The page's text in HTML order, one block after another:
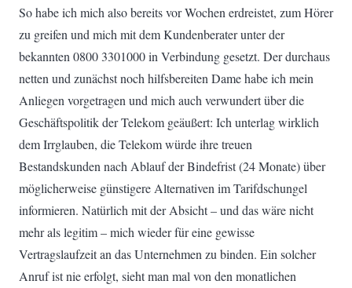
So habe ich mich also bereits vor Wochen erdreistet, zum Hörer
zu greifen und mich mit dem Kundenberater unter der
bekannten 0800 3301000 in Verbindung gesetzt. Der durchaus
netten und zunächst noch hilfsbereiten Dame habe ich mein
Anliegen vorgetragen und mich auch verwundert über die
Geschäftspolitik der Telekom geäußert: Ich unterlag wirklich
dem Irrglauben, die Telekom würde ihre treuen
Bestandskunden nach Ablauf der Bindefrist (24 Monate) über
möglicherweise günstigere Alternativen im Tarifdschungel
informieren. Natürlich mit der Absicht – und das wäre nicht
mehr als legitim – mich wieder für eine gewisse
Vertragslaufzeit an das Unternehmen zu binden. Ein solcher
Anruf ist nie erfolgt, sieht man mal von den monatlichen